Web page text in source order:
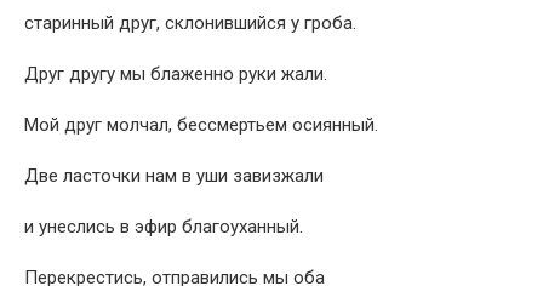
старинный друг, склонившийся у гроба.
Друг другу мы блаженно руки жали.
Мой друг молчал, бессмертьем осиянный.
Две лacточки нам в уши завизжали
и унеслись в эфир благоуханный.
Перекрестись, отправились мы оба